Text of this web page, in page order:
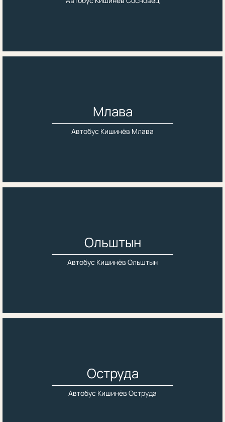
Млава
Автобус Кишинёв Млава
Ольштын
Автобус Кишинёв Ольштын
Оструда
Автобус Кишинёв Оструда